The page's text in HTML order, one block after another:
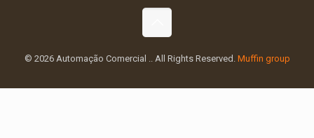
© 2026 Automação Comercial .. All Rights Reserved. Muffin group